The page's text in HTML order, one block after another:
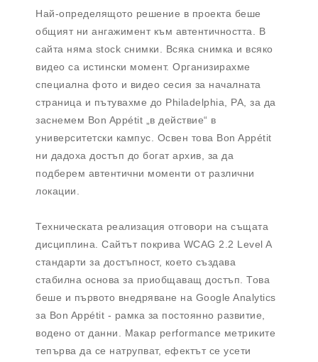
Най-определящото решение в проекта беше
общият ни ангажимент към автентичността. В
сайта няма stock снимки. Всяка снимка и всяко
видео са истински момент. Организирахме
специална фото и видео сесия за началната
страница и пътувахме до Philadelphia, PA, за да
заснемем Bon Appétit „в действие“ в
университетски кампус. Освен това Bon Appétit
ни дадоха достъп до богат архив, за да
подберем автентични моменти от различни
локации.
Техническата реализация отговори на същата
дисциплина. Сайтът покрива WCAG 2.2 Level A
стандарти за достъпност, което създава
стабилна основа за приобщаващ достъп. Това
беше и първото внедряване на Google Analytics
за Bon Appétit - рамка за постоянно развитие,
водено от данни. Макар performance метриките
тепърва да се натрупват, ефектът се усети